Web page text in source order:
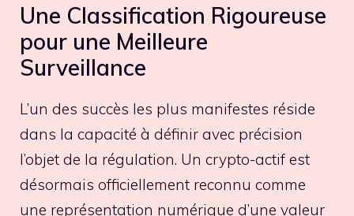
Une Classification Rigoureuse
pour une Meilleure
Surveillance
L’un des succès les plus manifestes réside
dans la capacité à définir avec précision
l’objet de la régulation. Un crypto-actif est
désormais officiellement reconnu comme
une représentation numérique d’une valeur